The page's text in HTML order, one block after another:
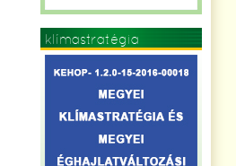
klímastratégia